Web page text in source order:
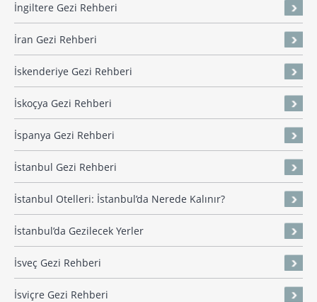
İngiltere Gezi Rehberi
İran Gezi Rehberi
İskenderiye Gezi Rehberi
İskoçya Gezi Rehberi
İspanya Gezi Rehberi
İstanbul Gezi Rehberi
İstanbul Otelleri: İstanbul’da Nerede Kalınır?
İstanbul’da Gezilecek Yerler
İsveç Gezi Rehberi
İsviçre Gezi Rehberi